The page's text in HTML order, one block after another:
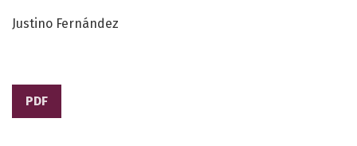
Justino Fernández
PDF